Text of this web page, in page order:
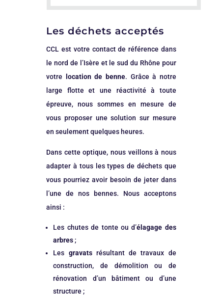
Les déchets acceptés
CCL est votre contact de référence dans
le nord de l’Isère et le sud du Rhône pour
votre location de benne. Grâce à notre
large flotte et une réactivité à toute
épreuve, nous sommes en mesure de
vous proposer une solution sur mesure
en seulement quelques heures.
Dans cette optique, nous veillons à nous
adapter à tous les types de déchets que
vous pourriez avoir besoin de jeter dans
l’une de nos bennes. Nous acceptons
ainsi :
Les chutes de tonte ou d’élagage des
arbres;
Les gravatsrésultant de travaux de
construction, de démolition ou de
rénovation d’un bâtiment ou d’une
structure ;